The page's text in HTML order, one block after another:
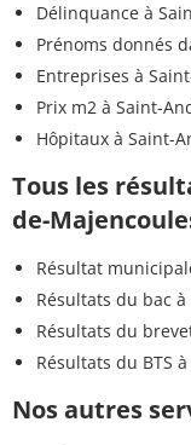
Délinquance à
Prénoms donnés
Entreprises à
Prix m2 à Saint-
Hôpitaux à Saint-
Tous les
de-
Résultat
Résultats du bac
Résultats du
Résultats du BTS
Nos autres